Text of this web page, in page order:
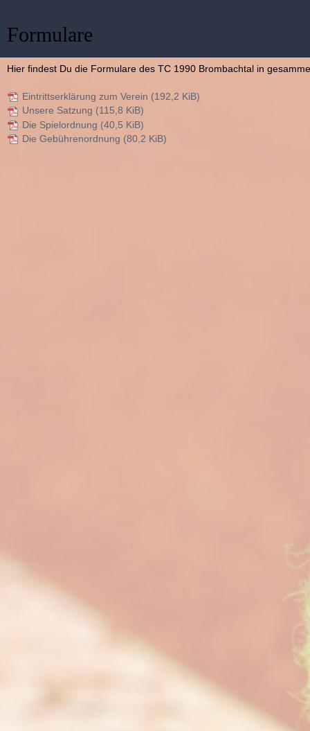
Formulare
Hier findest Du die Formulare des TC 1990 Brombachtal in
Eintrittserklärung zum Verein (192,2 KiB)
Unsere Satzung (115,8 KiB)
Die Spielordnung (40,5 KiB)
Die Gebührenordnung (80,2 KiB)